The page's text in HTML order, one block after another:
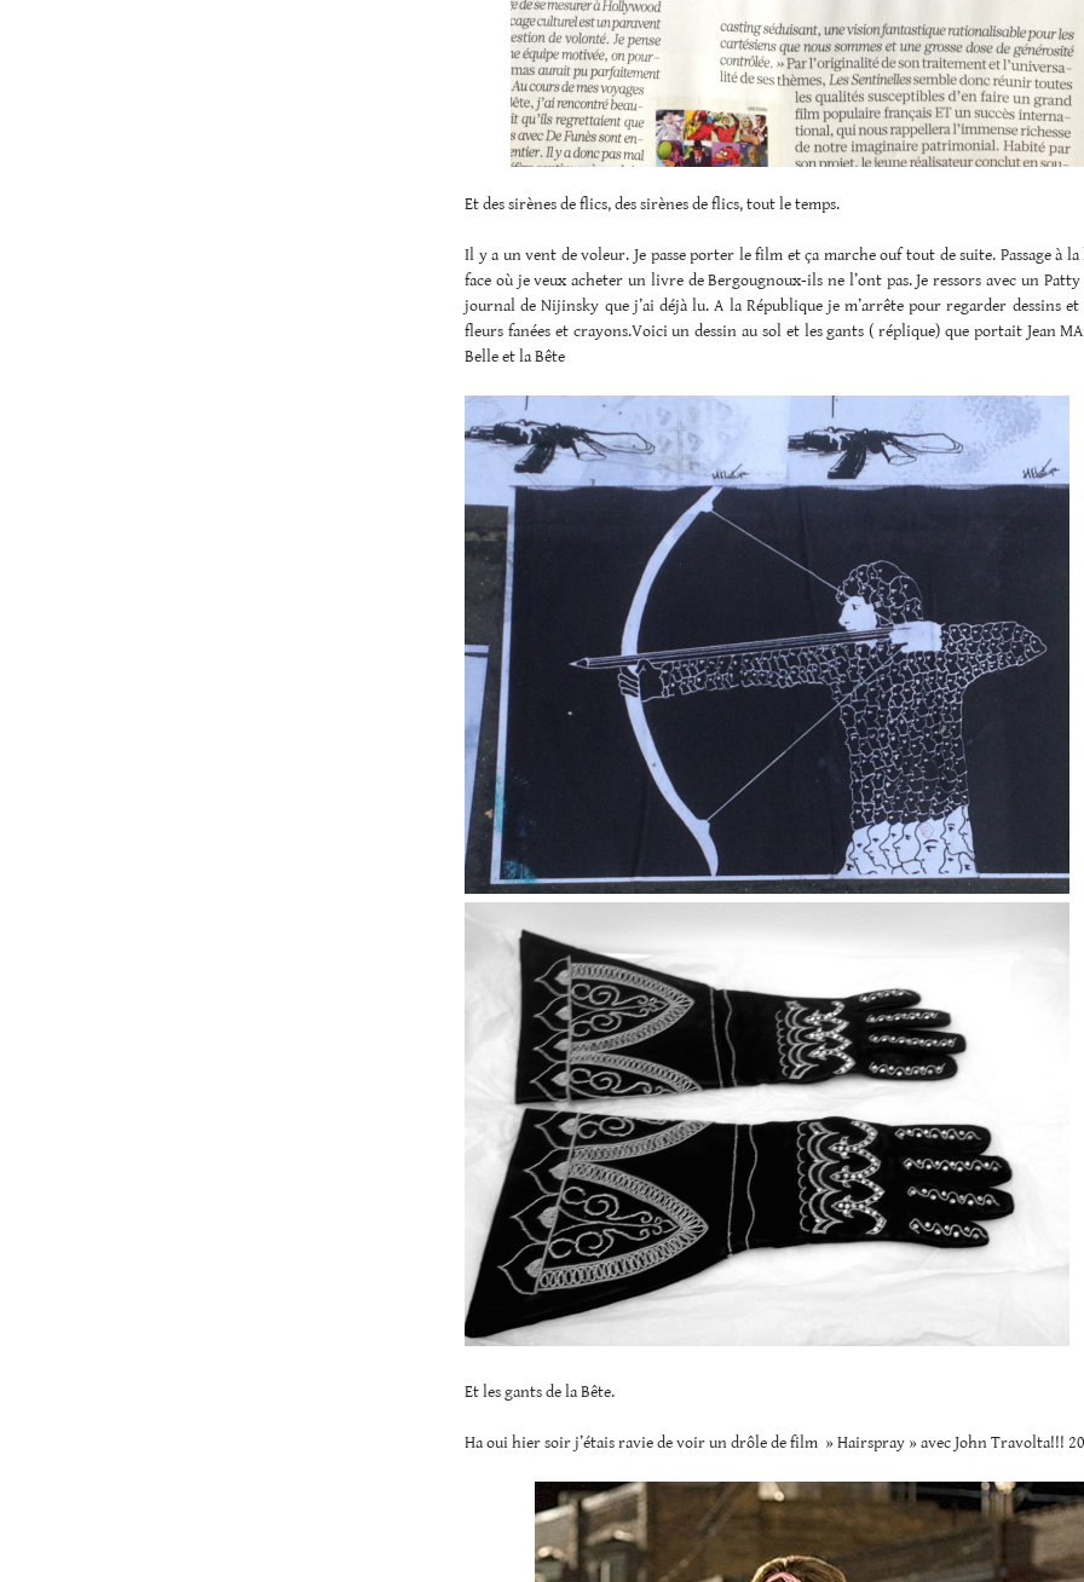
Et des sirènes de flics, des sirènes de flics, tout le temps.
Il y a un vent de voleur. Je passe porter le film et ça marche ouf tout de suite. Passage à
face où je veux acheter un livre de Bergougnoux-ils ne l’ont pas. Je ressors avec un
journal de Nijinsky que j’ai déjà lu. A la République je m’arrête pour regarder dessins et
fleurs fanées et crayons.Voici un dessin au sol et les gants ( réplique) que portait Jean
Belle et la Bête
Et les gants de la Bête.
Ha oui hier soir j’étais ravie de voir un drôle de film » Hairspray » avec John Travolta!!!